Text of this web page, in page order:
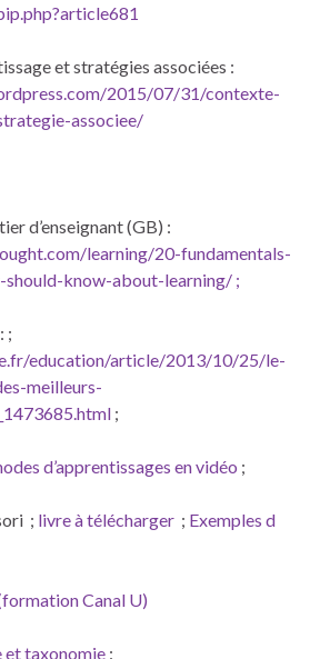
et stratégies associées :
2015/07/31/contexte-
associee/
d’enseignant (GB) :
learning/20-fundamentals-
know-about-learning/ ;
;
education/article/2013/10/25/le-
meilleurs-
;
d’apprentissages en vidéo ;
; livre à télécharger ; Exemples d
Canal U)
et taxonomie :